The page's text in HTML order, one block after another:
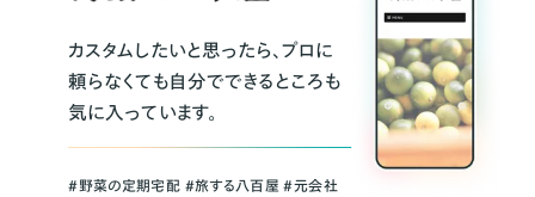
カスタムしたいと思ったら、プロに
頼らなくても自分でできるところも
気に入っています。
＃野菜の定期宅配 ＃旅する八百屋 ＃元会社